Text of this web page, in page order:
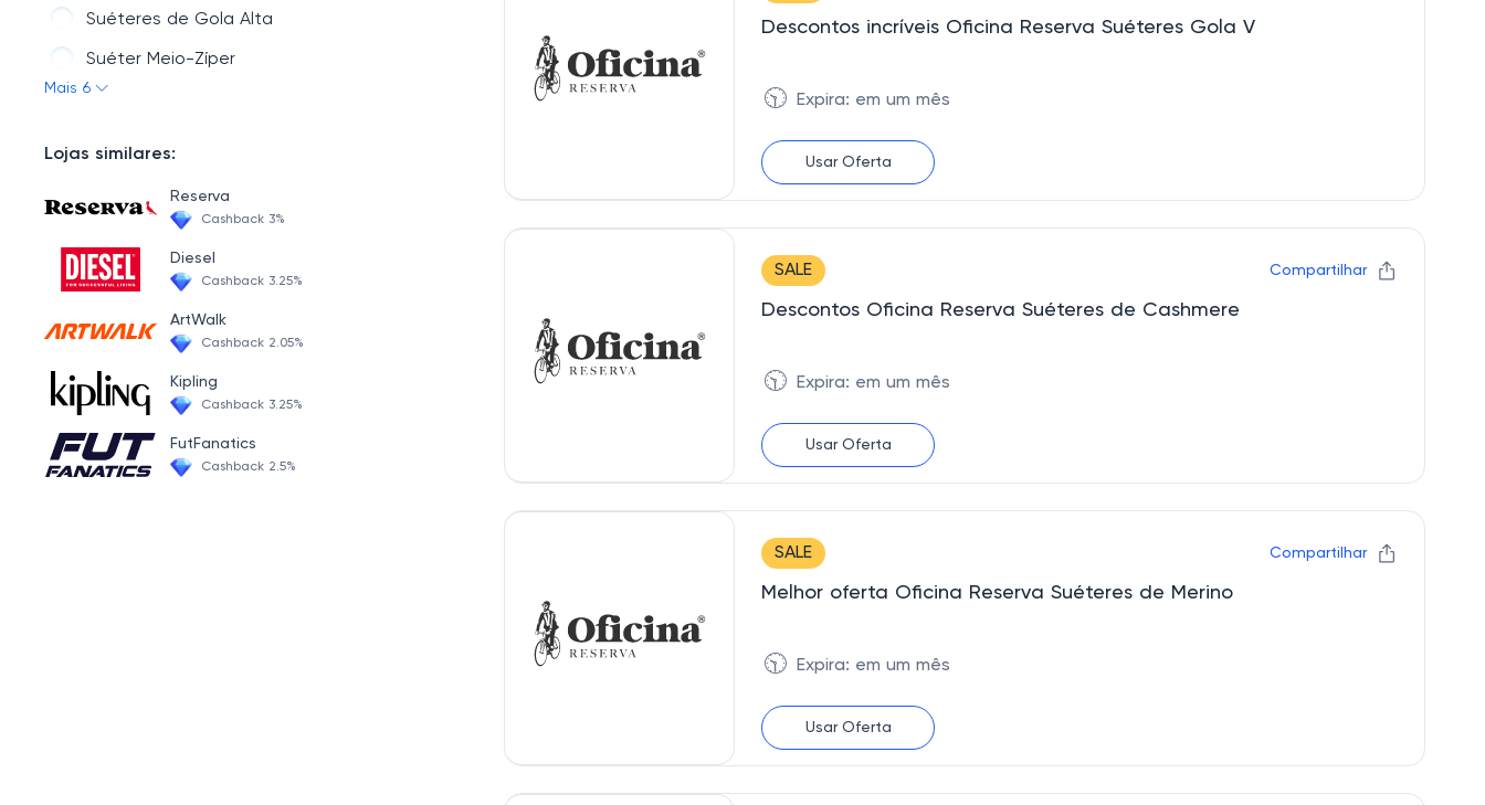
Bermudas e Shorts
Jackets
Polos
Suéteres de Gola Alta
Suéter Meio-Zíper
Mais 6
Lojas similares:
Reserva
Cashback 3%
Diesel
Cashback 3.25%
ArtWalk
Cashback 2.05%
Kipling
Cashback 3.25%
FutFanatics
Cashback 2.5%
Descontos incríveis Oficina Reserva Suéteres Gola V
🕥 Expira: em um mês
Usar Oferta
SALE Compartilhar
Descontos Oficina Reserva Suéteres de Cashmere
🕥 Expira: em um mês
Usar Oferta
SALE Compartilhar
Melhor oferta Oficina Reserva Suéteres de Merino
🕥 Expira: em um mês
Usar Oferta